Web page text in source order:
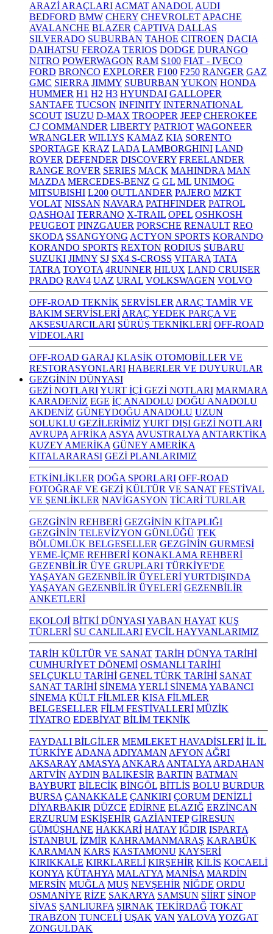
ARAZİ ARAÇLARI ACMAT ANADOL AUDI
BEDFORD BMW CHERY CHEVROLET APACHE
AVALANCHE BLAZER CAPTIVA DALLAS
SILVERADO SUBURBAN TAHOE CITROEN DACIA
DAIHATSU FEROZA TERIOS DODGE DURANGO
NITRO POWERWAGON RAM S100 FIAT - IVECO
FORD BRONCO EXPLORER F100 F250 RANGER GAZ
GMC SIERRA JIMMY SUBURBAN YUKON HONDA
HUMMER H1 H2 H3 HYUNDAI GALLOPER
SANTAFE TUCSON INFINITY INTERNATIONAL
SCOUT ISUZU D-MAX TROOPER JEEP CHEROKEE
CJ COMMANDER LIBERTY PATRIOT WAGONEER
WRANGLER WILLYS KAMAZ KIA SORENTO
SPORTAGE KRAZ LADA LAMBORGHINI LAND
ROVER DEFENDER DISCOVERY FREELANDER
RANGE ROVER SERIES MACK MAHINDRA MAN
MAZDA MERCEDES-BENZ G GL ML UNIMOG
MITSUBISHI L200 OUTLANDER PAJERO MZKT
VOLAT NISSAN NAVARA PATHFINDER PATROL
QASHQAI TERRANO X-TRAIL OPEL OSHKOSH
PEUGEOT PINZGAUER PORSCHE RENAULT REO
SKODA SSANGYONG ACTYON SPORTS KORANDO
KORANDO SPORTS REXTON RODIUS SUBARU
SUZUKI JIMNY SJ SX4 S-CROSS VITARA TATA
TATRA TOYOTA 4RUNNER HILUX LAND CRUISER
PRADO RAV4 UAZ URAL VOLKSWAGEN VOLVO
OFF-ROAD TEKNİK SERVİSLER ARAÇ TAMİR VE
BAKIM SERVİSLERİ ARAÇ YEDEK PARÇA VE
AKSESUARCILARI SÜRÜŞ TEKNİKLERİ OFF-ROAD
VİDEOLARI
OFF-ROAD GARAJ KLASİK OTOMOBİLLER VE
RESTORASYONLARI HABERLER VE DUYURULAR
GEZGİNİN DÜNYASI
GEZİ NOTLARIYURT İÇİ GEZİ NOTLARI MARMARA
KARADENİZ EGE İÇ ANADOLU DOĞU ANADOLU
AKDENİZ GÜNEYDOĞU ANADOLU UZUN
SOLUKLU GEZİLERİMİZ YURT DIŞI GEZİ NOTLARI
AVRUPA AFRİKA ASYA AVUSTRALYA ANTARKTİKA
KUZEY AMERİKA GÜNEY AMERİKA
KITALARARASI GEZİ PLANLARIMIZ
ETKİNLİKLER DOĞA SPORLARI OFF-ROAD
FOTOĞRAF VE GEZİ KÜLTÜR VE SANAT FESTİVAL
VE ŞENLİKLER NAVİGASYON TİCARİ TURLAR
GEZGİNİN REHBERİ GEZGİNİN KİTAPLIĞI
GEZGİNİN TELEVİZYON GÜNLÜĞÜ TEK
BÖLÜMLÜK BELGESELLER GEZGİNİN GURMESİ
YEME-İÇME REHBERİ KONAKLAMA REHBERİ
GEZENBİLİR ÜYE GRUPLARI TÜRKİYE'DE
YAŞAYAN GEZENBİLİR ÜYELERİYURTDIŞINDA
YAŞAYAN GEZENBİLİR ÜYELERİ GEZENBİLİR
ANKETLERİ
EKOLOJİ BİTKİ DÜNYASIYABAN HAYAT KUŞ
TÜRLERİ SU CANLILARI EVCİL HAYVANLARIMIZ
TARİH KÜLTÜR VE SANAT TARİH DÜNYA TARİHİ
CUMHURİYET DÖNEMİ OSMANLI TARİHİ
SELÇUKLU TARİHİ GENEL TÜRK TARİHİ SANAT
SANAT TARİHİ SİNEMA YERLİ SİNEMA YABANCI
SİNEMA KÜLT FİLMLER KISA FİLMLER
BELGESELLER FİLM FESTİVALLERİ MÜZİK
TİYATRO EDEBİYAT BİLİM TEKNİK
FAYDALI BİLGİLER MEMLEKET HAVADİSLERİ İL İL
TÜRKİYE ADANA ADIYAMAN AFYON AĞRI
AKSARAY AMASYA ANKARA ANTALYA ARDAHAN
ARTVİN AYDIN BALIKESİR BARTIN BATMAN
BAYBURT BİLECİK BİNGÖL BİTLİS BOLU BURDUR
BURSA ÇANAKKALE ÇANKIRI ÇORUM DENİZLİ
DİYARBAKIR DÜZCE EDİRNE ELAZIĞ ERZİNCAN
ERZURUM ESKİŞEHİR GAZİANTEP GİRESUN
GÜMÜŞHANE HAKKARİ HATAY IĞDIR ISPARTA
İSTANBUL İZMİR KAHRAMANMARAŞ KARABÜK
KARAMAN KARS KASTAMONU KAYSERİ
KIRIKKALE KIRKLARELİ KIRŞEHİR KİLİS KOCAELİ
KONYA KÜTAHYA MALATYA MANİSA MARDİN
MERSİN MUĞLA MUŞ NEVŞEHİR NİĞDE ORDU
OSMANİYE RİZE SAKARYA SAMSUN SİİRT SİNOP
SİVAS ŞANLIURFA ŞIRNAK TEKİRDAĞ TOKAT
TRABZON TUNCELİ UŞAK VAN YALOVA YOZGAT
ZONGULDAK